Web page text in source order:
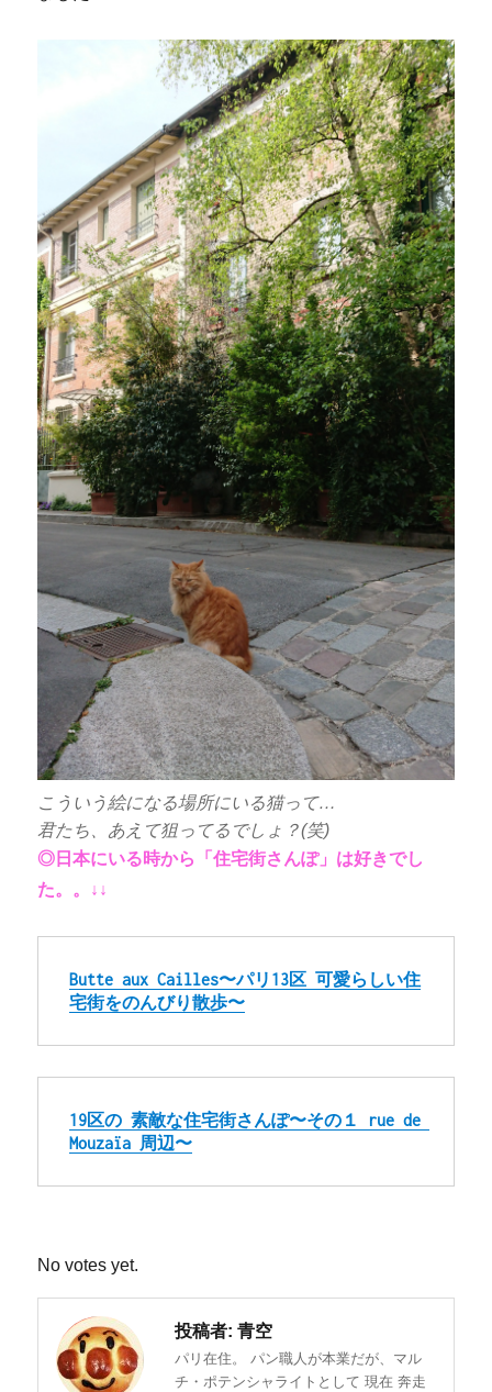
こういう絵になる場所にいる猫って…
君たち、あえて狙ってるでしょ？(笑)
◎日本にいる時から「住宅街さんぽ」は好きでし
た。。↓↓
Butte aux Cailles〜パリ13区 可愛らしい住
宅街をのんびり散歩〜
19区の 素敵な住宅街さんぽ〜その１ rue de
Mouzaïa 周辺〜
No votes yet.
投稿者: 青空
パリ在住。 パン職人が本業だが、マル
チ・ポテンシャライトとして 現在 奔走